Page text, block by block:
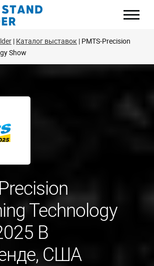
Каталог выставок PMTS-Precision
Show
Technology
В
США